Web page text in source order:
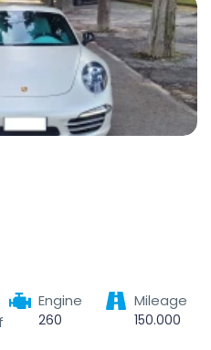
Engine
260
Mileage
150.000